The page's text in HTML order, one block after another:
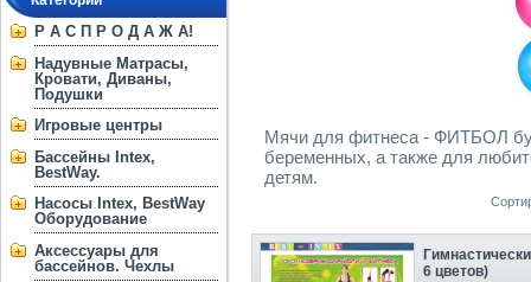
Р А С П Р О Д А Ж А!
Надувные Матрасы,
Кровати, Диваны,
Подушки
Игровые центры
Бассейны Intex,
BestWay.
Насосы Intex, BestWay
Оборудование
Аксессуары для
бассейнов. Чехлы
Мячи для фитнеса - ФИТБОЛ
беременных, а также для
детям.
6 цветов)